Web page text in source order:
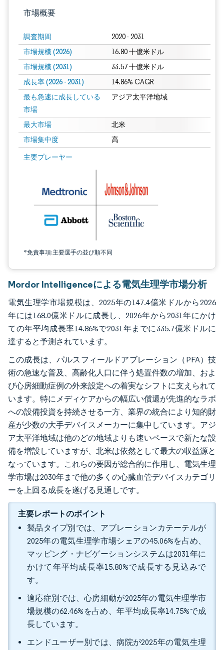
市場概要
調査期間 2020 - 2031
市場規模 (2026) 16.80 十億米ドル
市場規模 (2031) 33.57 十億米ドル
成長率 (2026 - 2031) 14.86% CAGR
最も急速に成長している
市場
アジア太平洋地域
最大市場 北米
市場集中度 高
主要プレーヤー
*免責事項:主要選手の並び順不同
画像 © Mordor Intelligence。再利用にはCC BY 4.0の表示が必要です。
Mordor Intelligenceによる電気生理学市場分析
電気生理学市場規模は、2025年の147.4億米ドルから2026
年には168.0億米ドルに成長し、2026年から2031年にかけ
ての年平均成長率14.86%で2031年までに335.7億米ドルに
達すると予測されています。
この成長は、パルスフィールドアブレーション（PFA）技
術の急速な普及、高齢化人口に伴う処置件数の増加、およ
び心房細動症例の外来設定への着実なシフトに支えられて
います。特にメディケアからの幅広い償還が先進的なラボ
への設備投資を持続させる一方、業界の統合により知的財
産が少数の大手デバイスメーカーに集中しています。アジ
ア太平洋地域は他のどの地域よりも速いペースで新たな設
備を増設していますが、北米は依然として最大の収益源と
なっています。これらの要因が総合的に作用し、電気生理
学市場は2030年まで他の多くの心臓血管デバイスカテゴリ
ーを上回る成長を遂げる見通しです。
主要レポートのポイント
製品タイプ別では、アブレーションカテーテルが
2025年の電気生理学市場シェアの45.06%を占め、
マッピング・ナビゲーションシステムは2031年に
かけて年平均成長率15.80%で成長する見込みで
す。
適応症別では、心房細動が2025年の電気生理学市
場規模の62.46%を占め、年平均成長率14.75%で成
長しています。
エンドユーザー別では、病院が2025年の電気生理